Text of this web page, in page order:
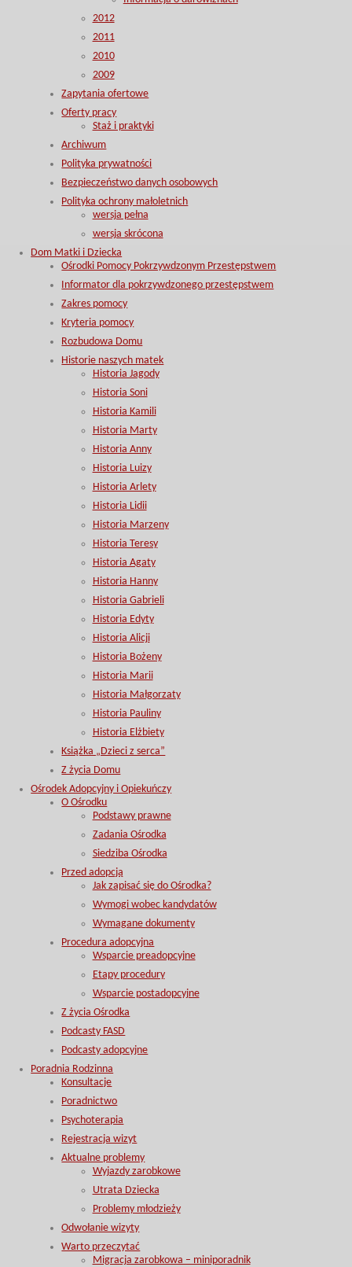
2012
2011
2010
2009
Zapytania ofertowe
Oferty pracy
Staż i praktyki
Archiwum
Polityka prywatności
Bezpieczeństwo danych osobowych
Polityka ochrony małoletnich
wersja pełna
wersja skrócona
Dom Matki i Dziecka
Ośrodki Pomocy Pokrzywdzonym Przestępstwem
Informator dla pokrzywdzonego przestępstwem
Zakres pomocy
Kryteria pomocy
Rozbudowa Domu
Historie naszych matek
Historia Jagody
Historia Soni
Historia Kamili
Historia Marty
Historia Anny
Historia Luizy
Historia Arlety
Historia Lidii
Historia Marzeny
Historia Teresy
Historia Agaty
Historia Hanny
Historia Gabrieli
Historia Edyty
Historia Alicji
Historia Bożeny
Historia Marii
Historia Małgorzaty
Historia Pauliny
Historia Elżbiety
Książka „Dzieci z serca”
Z życia Domu
Ośrodek Adopcyjny i Opiekuńczy
O Ośrodku
Podstawy prawne
Zadania Ośrodka
Siedziba Ośrodka
Przed adopcją
Jak zapisać się do Ośrodka?
Wymogi wobec kandydatów
Wymagane dokumenty
Procedura adopcyjna
Wsparcie preadopcyjne
Etapy procedury
Wsparcie postadopcyjne
Z życia Ośrodka
Podcasty FASD
Podcasty adopcyjne
Poradnia Rodzinna
Konsultacje
Poradnictwo
Psychoterapia
Rejestracja wizyt
Aktualne problemy
Wyjazdy zarobkowe
Utrata Dziecka
Problemy młodzieży
Odwołanie wizyty
Warto przeczytać
Migracja zarobkowa – miniporadnik